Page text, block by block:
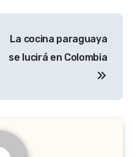
La cocina paraguaya
se lucirá en Colombia